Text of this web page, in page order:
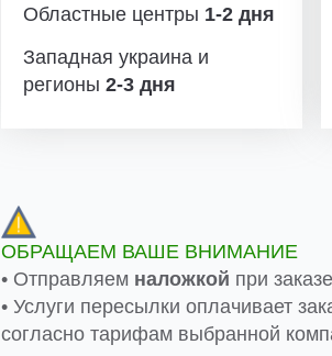
Областные центры 1-2 дня
Западная украина и
регионы 2-3 дня
ОБРАЩАЕМ ВАШЕ ВНИМАНИЕ
• Отправляем наложкой при заказе
• Услуги пересылки оплачивает
согласно тарифам выбранной